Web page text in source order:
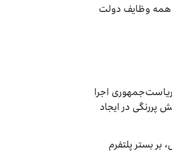
همه وظایف دولت
ریاست‌جمهوری اجرا
پررنگی در ایجاد
بستر پلتفرم